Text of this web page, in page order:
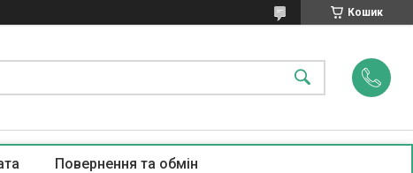
Кошик
Повернення та обмін